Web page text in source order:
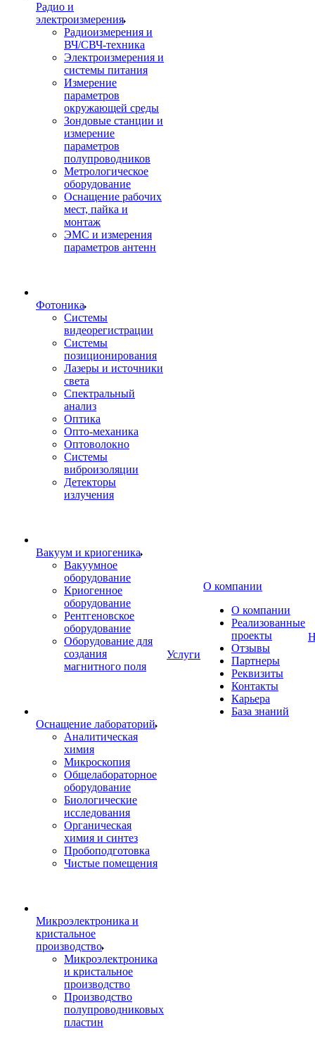
Радио и
электроизмерения
Радиоизмерения и
ВЧ/СВЧ-техника
Электроизмерения и
системы питания
Измерение
параметров
окружающей среды
Зондовые станции и
измерение
параметров
полупроводников
Метрологическое
оборудование
Оснащение рабочих
мест, пайка и
монтаж
ЭМС и измерения
параметров антенн
Фотоника
Cистемы
видеорегистрации
Системы
позиционирования
Лазеры и источники
света
Спектральный
анализ
Оптика
Опто-механика
Оптоволокно
Системы
виброизоляции
Детекторы
излучения
Вакуум и криогеника
Вакуумное
оборудование
Криогенное
оборудование
Рентгеновское
оборудование
Оборудование для
создания
магнитного поля
Оснащение лабораторий
Аналитическая
химия
Микроскопия
Общелабораторное
оборудование
Биологические
исследования
Органическая
химия и синтез
Пробоподготовка
Чистые помещения
Микроэлектроника и
кристальное
производство
Микроэлектроника
и кристальное
производство
Производство
полупроводниковых
пластин
Услуги
О компании
О компании
Реализованные
проекты
Отзывы
Партнеры
Реквизиты
Контакты
Карьера
База знаний